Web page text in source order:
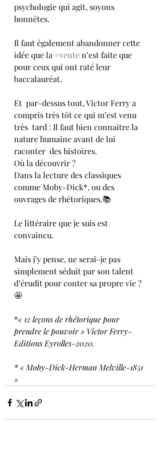
psychologie qui agit, soyons
honnêtes.
Il faut également abandonner cette
idée que la #vente n’est faite que
pour ceux qui ont raté leur
baccalauréat.
Et  par-dessus tout, Victor Ferry a
compris très tôt ce qui m’est venu
très  tard : Il faut bien connaitre la
nature humaine avant de lui
raconter  des histoires.
Où la découvrir ?
Dans la lecture des classiques
comme Moby-Dick*, ou des
ouvrages de rhétoriques.📚
Le littéraire que je suis est
convaincu.
Mais j’y pense, ne serai-je pas
simplement séduit par son talent
d’érudit pour conter sa propre vie ?
🤩
*« 12 leçons de rhétorique pour
prendre le pouvoir » Victor Ferry-
Editions Eyrolles-2020.
* « Moby-Dick-Herman Melville-1851
»